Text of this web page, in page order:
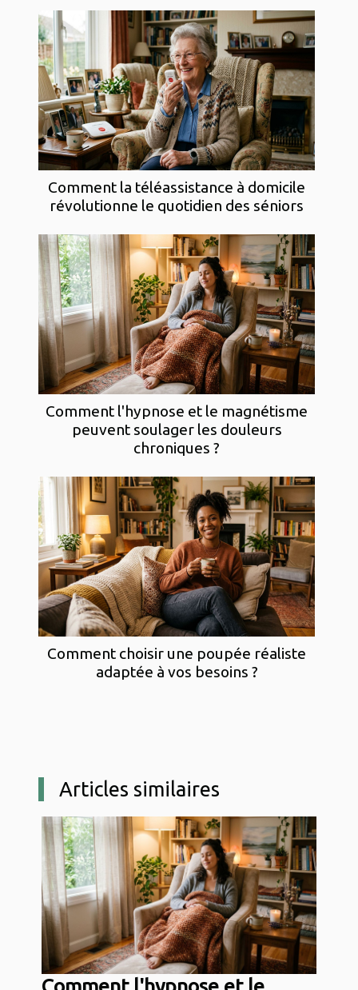
Comment la téléassistance à domicile
révolutionne le quotidien des séniors
Comment l'hypnose et le magnétisme
peuvent soulager les douleurs
chroniques ?
Comment choisir une poupée réaliste
adaptée à vos besoins ?
Articles similaires